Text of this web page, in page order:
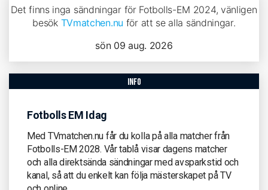
Det finns inga sändningar för Fotbolls-EM 2024, vänligen
besök TVmatchen.nu för att se alla sändningar.
sön 09 aug. 2026
info
Fotbolls EM Idag
Med TVmatchen.nu får du kolla på alla matcher från
Fotbolls-EM 2028. Vår tablå visar dagens matcher
och alla direktsända sändningar med avsparkstid och
kanal, så att du enkelt kan följa mästerskapet på TV